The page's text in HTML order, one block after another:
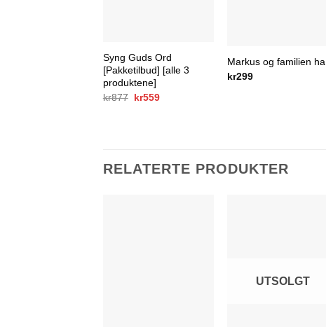
Syng Guds Ord
[Pakketilbud] [alle 3
produktene]
kr877 Opprinnelig
kr559Nåværende
Markus og familien
kr299
RELATERTE PRODUKTER
UTSOLGT